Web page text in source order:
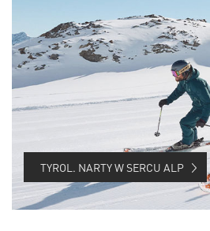
TYROL. NARTY W SERCU ALP